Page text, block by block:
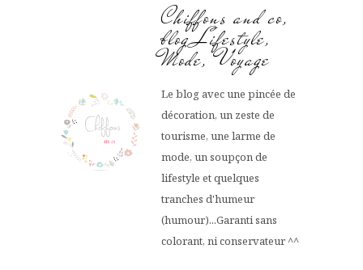
Chiffons and co,
blog Lifestyle,
Mode, Voyage
Le blog avec une pincée de
décoration, un zeste de
tourisme, une larme de
mode, un soupçon de
lifestyle et quelques
tranches d'humeur
(humour)...Garanti sans
colorant, ni conservateur ^^